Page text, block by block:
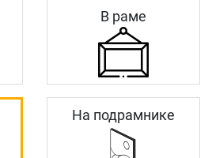
В раме
На подрамнике